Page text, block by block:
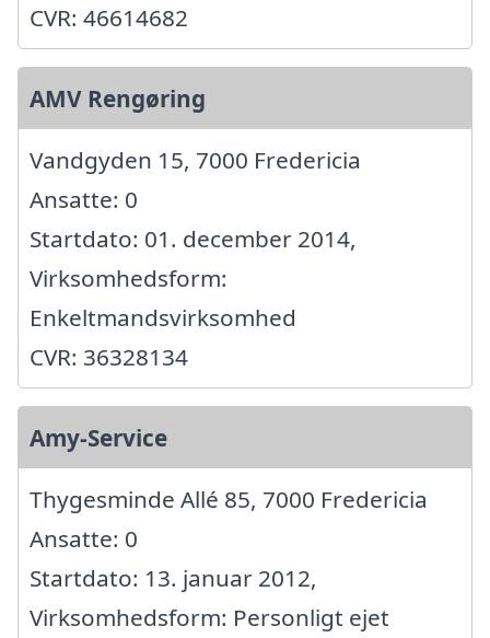
CVR: 46614682
AMV Rengøring
Vandgyden 15, 7000 Fredericia
Ansatte: 0
Startdato: 01. december 2014,
Virksomhedsform:
Enkeltmandsvirksomhed
CVR: 36328134
Amy-Service
Thygesminde Allé 85, 7000 Fredericia
Ansatte: 0
Startdato: 13. januar 2012,
Virksomhedsform: Personligt ejet